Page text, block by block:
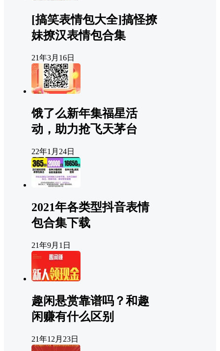
[搞笑表情包大全]搞怪撩
妹撩汉表情包合集
21年3月16日
饿了么新年集福星活
动，助力抢飞天茅台
22年1月24日
2021年各类型抖音表情
包合集下载
21年9月1日
趣闲悬赏靠谱吗？和趣
闲赚有什么区别
21年12月23日